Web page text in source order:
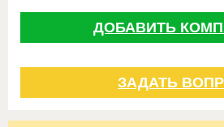
ДОБАВИТЬ
ЗАДАТЬ